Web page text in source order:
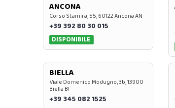
ANCONA
Corso Stamira, 55, 60122 Ancona AN
+39 392 80 30 015
DISPONIBILE
BIELLA
Viale Domenico Modugno, 3b, 13900
Biella BI
+39 345 082 1525